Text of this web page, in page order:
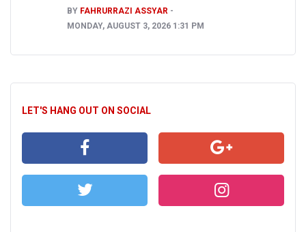
BY FAHRURRAZI ASSYAR
MONDAY, AUGUST 3, 2026 1:31 PM
LET'S HANG OUT ON SOCIAL